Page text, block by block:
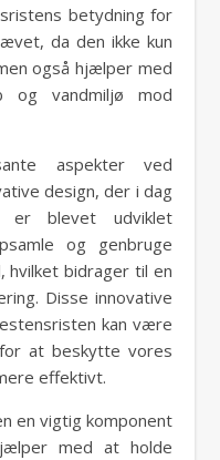
betydning for
da den ikke kun
også hjælper med
og vandmiljø mod
aspekter ved
design, der i dag
er blevet udviklet
og genbruge
hvilket bidrager til en
Disse innovative
kan være
at beskytte vores
effektivt.
en vigtig komponent
med at holde